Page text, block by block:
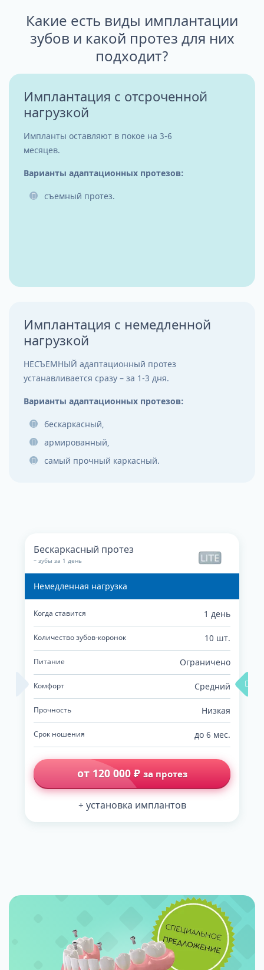
Какие есть виды имплантации
зубов и какой протез для них
подходит?
Имплантация с отсроченной
нагрузкой
Импланты оставляют в покое на 3-6
месяцев.
Варианты адаптационных протезов:
съемный протез.
Имплантация с немедленной
нагрузкой
НЕСЪЕМНЫЙ адаптационный протез
устанавливается сразу – за 1-3 дня.
Варианты адаптационных протезов:
бескаркасный,
армированный,
самый прочный каркасный.
Бескаркасный протез
– зубы за 1 день
Немедленная нагрузка
Когда ставится 1 день
Количество зубов-коронок 10 шт.
Питание Ограничено
Комфорт Средний
Прочность Низкая
Срок ношения до 6 мес.
от 120 000 ₽ за протез
+ установка имплантов